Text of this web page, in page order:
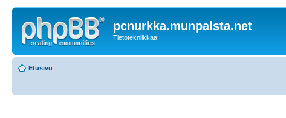
pcnurkka.munpalsta.net
Tietotekniikkaa
Etusivu